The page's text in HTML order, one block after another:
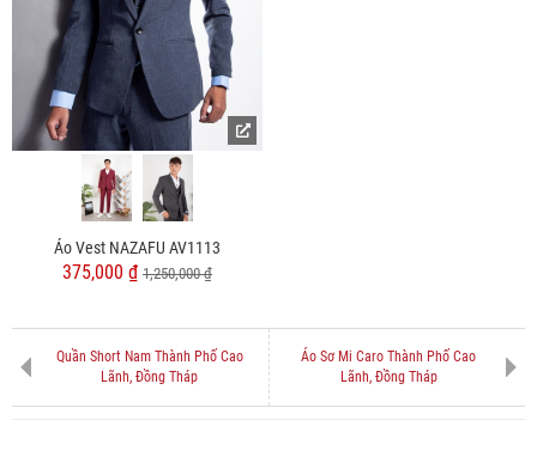
Áo Vest NAZAFU AV1113
375,000 ₫ 1,250,000 ₫
Quần Short Nam Thành Phố Cao
Lãnh, Đồng Tháp
Áo Sơ Mi Caro Thành Phố Cao
Lãnh, Đồng Tháp